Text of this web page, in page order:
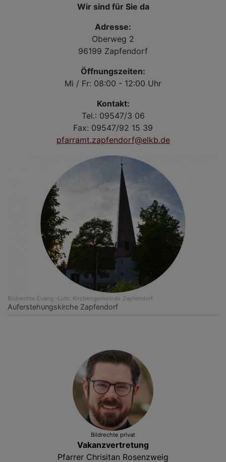
Bildrechte Evang.-Luth. Kirchengemeinde Zapfendorf
Auferstehungskirche Zapfendorf
Wir sind für Sie da
Adresse:
Oberweg 2
96199 Zapfendorf
Öffnungszeiten:
Mi / Fr: 08:00 - 12:00 Uhr
Kontakt:
Tel.: 09547/3 06
Fax: 09547/92 15 39
pfarramt.zapfendorf@elkb.de
Bildrechte privat
Vakanzvertretung
Pfarrer Chrisitan Rosenzweig